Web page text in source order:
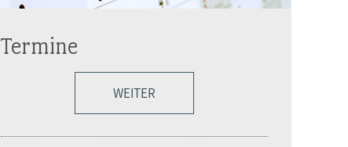
Termine
WEITER